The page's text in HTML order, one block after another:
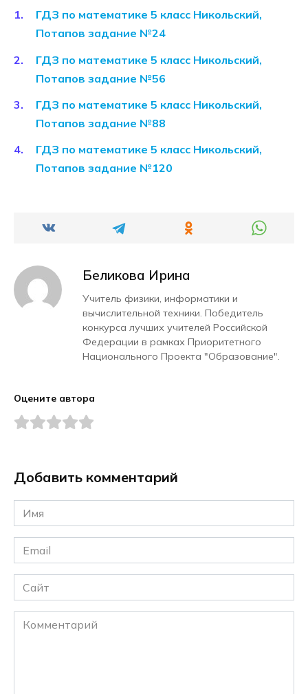
ГДЗ по математике 5 класс Никольский,
Потапов задание №24
ГДЗ по математике 5 класс Никольский,
Потапов задание №56
ГДЗ по математике 5 класс Никольский,
Потапов задание №88
ГДЗ по математике 5 класс Никольский,
Потапов задание №120
Беликова Ирина
Учитель физики, информатики и
вычислительной техники. Победитель
конкурса лучших учителей Российской
Федерации в рамках Приоритетного
Национального Проекта "Образование".
Оцените автора
Добавить комментарий
Имя
*
Email
*
Сайт
Комментарий